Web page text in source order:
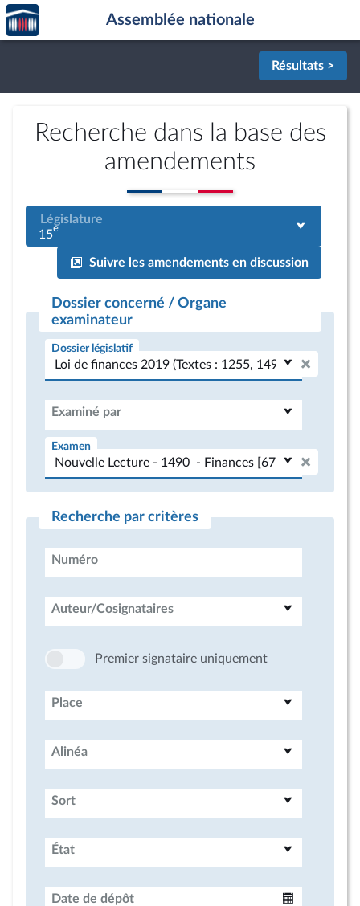
Aller au contenu
Aller en bas de la page
Accèder
à la
page
Assemblée nationale
Résultats >
Recherche dans la base des
amendements
Législature
15e
Suivre les amendements en discussion
Dossier concerné / Organe
examinateur
Dossier législatif
Examiné par
Examen
Recherche par critères
Numéro
Auteur/Cosignataires
Premier signataire uniquement
Place
Alinéa
Sort
État
Date de dépôt